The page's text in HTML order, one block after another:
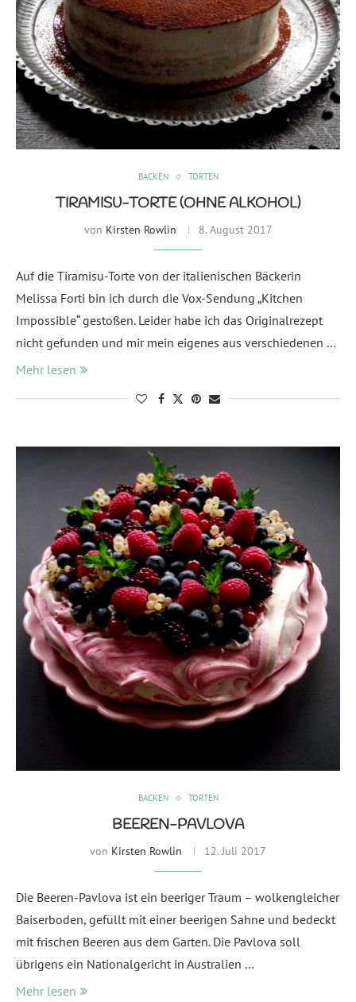
BACKEN TORTEN
TIRAMISU-TORTE (OHNE ALKOHOL)
von Kirsten Rowlin 8. August 2017
Auf die Tiramisu-Torte von der italienischen Bäckerin
Melissa Forti bin ich durch die Vox-Sendung „Kitchen
Impossible“ gestoßen. Leider habe ich das Originalrezept
nicht gefunden und mir mein eigenes aus verschiedenen …
Mehr lesen
BACKEN TORTEN
BEEREN-PAVLOVA
von Kirsten Rowlin 12. Juli 2017
Die Beeren-Pavlova ist ein beeriger Traum – wolkengleicher
Baiserboden, gefüllt mit einer beerigen Sahne und bedeckt
mit frischen Beeren aus dem Garten. Die Pavlova soll
übrigens ein Nationalgericht in Australien …
Mehr lesen